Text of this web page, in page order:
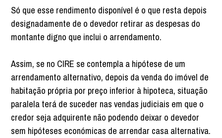
Só que esse rendimento disponível é o que resta depois
designadamente de o devedor retirar as despesas do
montante digno que inclui o arrendamento.
Assim, se no CIRE se contempla a hipótese de um
arrendamento alternativo, depois da venda do imóvel de
habitação própria por preço inferior à hipoteca, situação
paralela terá de suceder nas vendas judiciais em que o
credor seja adquirente não podendo deixar o devedor
sem hipóteses económicas de arrendar casa alternativa.